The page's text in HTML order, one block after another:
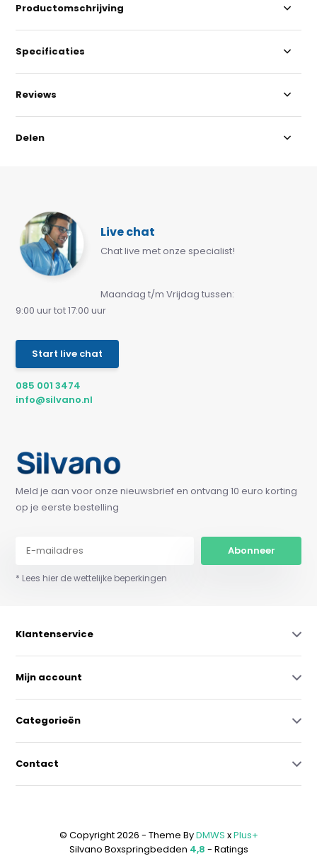
Productomschrijving
Specificaties
Reviews
Delen
Live chat
Chat live met onze specialist!
Maandag t/m Vrijdag tussen:
9:00 uur tot 17:00 uur
Start live chat
085 001 3474
info@silvano.nl
Meld je aan voor onze nieuwsbrief en ontvang 10 euro korting
op je eerste bestelling
Abonneer
* Lees hier de wettelijke beperkingen
Klantenservice
Mijn account
Categorieën
Contact
© Copyright 2026 - Theme ByDMWS xPlus+
Silvano Boxspringbedden 4,8 - Ratings